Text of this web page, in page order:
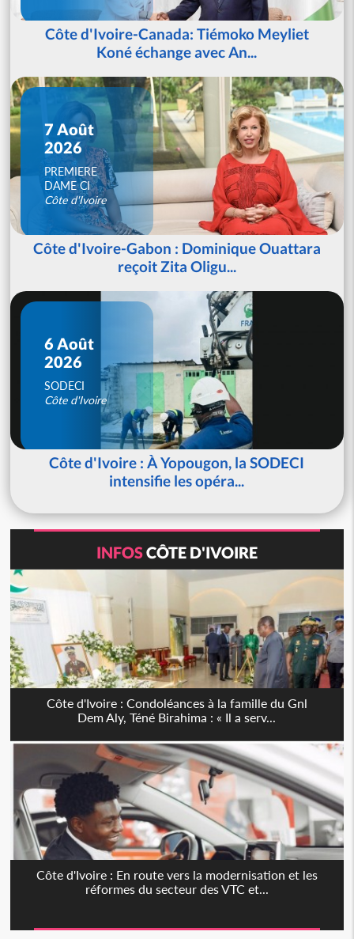
Côte d'Ivoire-Canada: Tiémoko Meyliet
Koné échange avec An...
7 Août
2026
PREMIERE
DAME CI
Côte d'Ivoire
Côte d'Ivoire-Gabon : Dominique Ouattara
reçoit Zita Oligu...
6 Août
2026
SODECI
Côte d'Ivoire
Côte d'Ivoire : À Yopougon, la SODECI
intensifie les opéra...
INFOSCÔTE D'IVOIRE
Côte d'Ivoire : Condoléances à la famille du Gnl
Dem Aly, Téné Birahima : « Il a serv...
Côte d'Ivoire : En route vers la modernisation et les
réformes du secteur des VTC et...